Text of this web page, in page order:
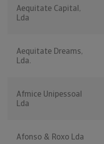
Aequitate Capital,
Lda
Aequitate Dreams,
Lda.
Afmice Unipessoal
Lda
Afonso & Roxo Lda